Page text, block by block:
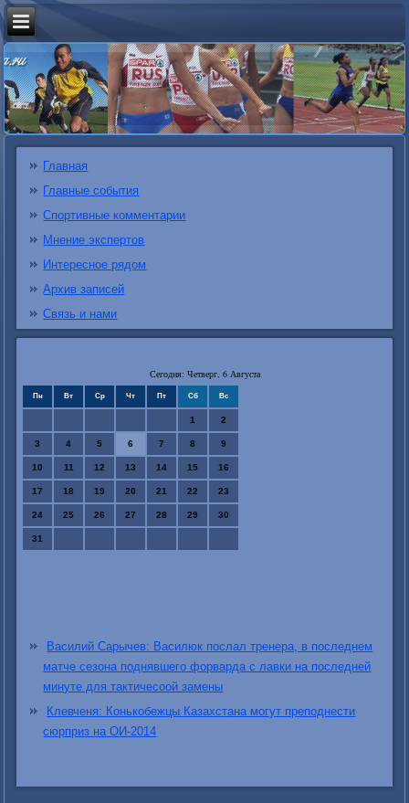
Главная
Главные события
Спортивные комментарии
Мнение экспертов
Интересное рядом
Архив записей
Связь и нами
Сегодня: Четверг, 6 Августа
Пн Вт Ср Чт Пт Сб Вс
1 2
3 4 5 6 7 8 9
10 11 12 13 14 15 16
17 18 19 20 21 22 23
24 25 26 27 28 29 30
31
Василий Сарычев: Василюк послал тренера, в последнем
матче сезона поднявшего форварда с лавки на последней
минуте для тактичесоой замены
Клевченя: Конькобежцы Казахстана могут преподнести
сюрприз на ОИ-2014